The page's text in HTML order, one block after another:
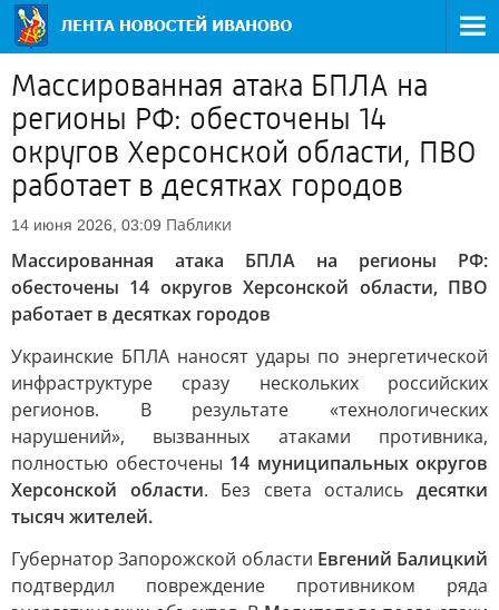
Массированная атака БПЛА на
регионы РФ: обесточены 14
округов Херсонской области, ПВО
работает в десятках городов
14 июня 2026, 03:09 Паблики
Массированная атака БПЛА на регионы РФ:
обесточены 14 округов Херсонской области, ПВО
работает в десятках городов
Украинские БПЛА наносят удары по энергетической
инфраструктуре сразу нескольких российских
регионов. В результате «технологических
нарушений», вызванных атаками противника,
полностью обесточены 14 муниципальных округов
Херсонской области. Без света осталисьдесятки
тысяч жителей.
Губернатор Запорожской области Евгений Балицкий
подтвердил повреждение противником ряда